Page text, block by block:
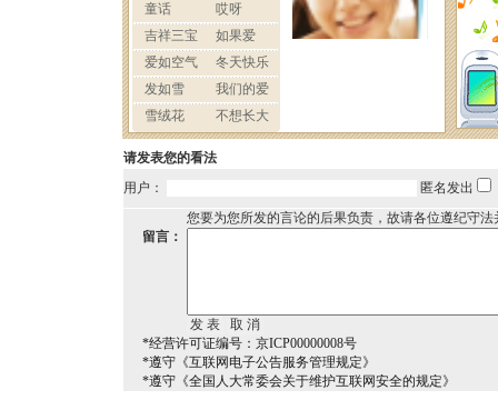
请发表您的看法
用户：
匿名发出
您要为您所发的言论的后果负责，故请各位遵纪守
留言：
*经营许可证编号：京ICP00000008号
*遵守《互联网电子公告服务管理规定》
*遵守《全国人大常委会关于维护互联网安全的规定》